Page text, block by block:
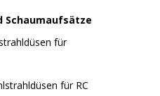
Schaumaufsätze
für
für RC